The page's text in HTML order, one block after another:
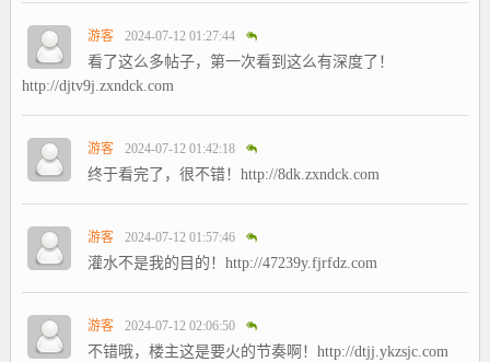
游客 2024-07-12 01:27:44
看了这么多帖子，第一次看到这么有深度了！
http://djtv9j.zxndck.com
游客 2024-07-12 01:42:18
终于看完了，很不错！http://8dk.zxndck.com
游客 2024-07-12 01:57:46
灌水不是我的目的！http://47239y.fjrfdz.com
游客 2024-07-12 02:06:50
不错哦，楼主这是要火的节奏啊！http://dtjj.ykzsjc.com